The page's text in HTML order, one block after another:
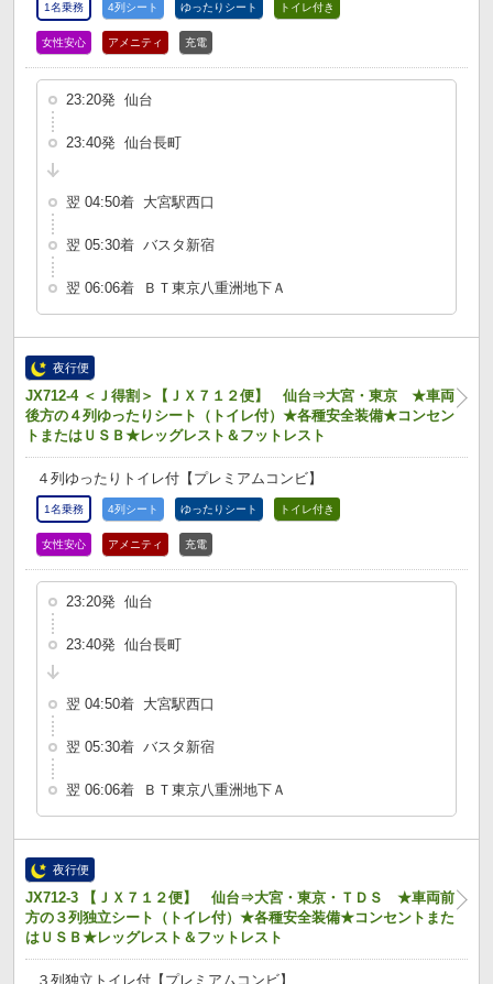
1名乗務 4列シート ゆったりシート トイレ付き
女性安心 アメニティ 充電
23:20発 仙台
23:40発 仙台長町
翌 04:50着 大宮駅西口
翌 05:30着 バスタ新宿
翌 06:06着 ＢＴ東京八重洲地下Ａ
夜行便
JX712-4 ＜Ｊ得割＞【ＪＸ７１２便】 仙台⇒大宮・東京 ★車両
後方の４列ゆったりシート（トイレ付）★各種安全装備★コンセン
トまたはＵＳＢ★レッグレスト＆フットレスト
４列ゆったりトイレ付【プレミアムコンビ】
1名乗務 4列シート ゆったりシート トイレ付き
女性安心 アメニティ 充電
23:20発 仙台
23:40発 仙台長町
翌 04:50着 大宮駅西口
翌 05:30着 バスタ新宿
翌 06:06着 ＢＴ東京八重洲地下Ａ
夜行便
JX712-3 【ＪＸ７１２便】 仙台⇒大宮・東京・ＴＤＳ ★車両前
方の３列独立シート（トイレ付）★各種安全装備★コンセントまた
はＵＳＢ★レッグレスト＆フットレスト
３列独立トイレ付【プレミアムコンビ】